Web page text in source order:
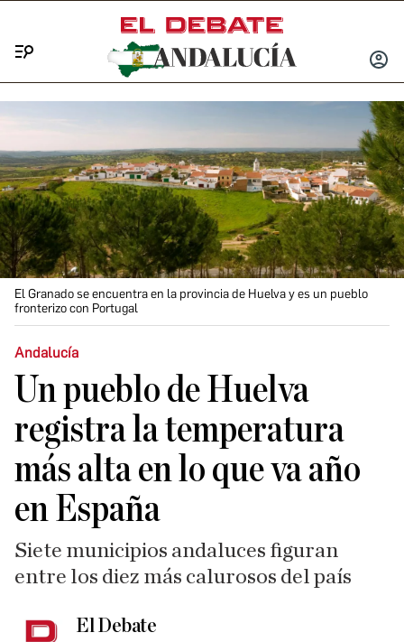
INICIAR
El Granado se encuentra en la provincia de Huelva y es un pueblo
fronterizo con Portugal
Andalucía
Un pueblo de Huelva
registra la temperatura
más alta en lo que va año
en España
Siete municipios andaluces figuran
entre los diez más calurosos del país
El Debate